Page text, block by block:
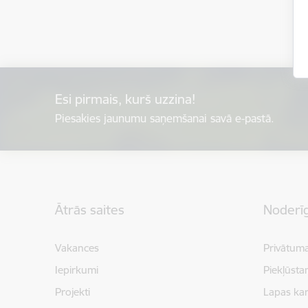
Esi pirmais, kurš uzzina!
Piesakies jaunumu saņemšanai savā e-pastā.
Ātrās saites
Vakances
Iepirkumi
Projekti
Lapas